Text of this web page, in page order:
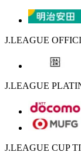
J.LEAGUE
J.LEAGUE
J.LEAGUE CUP